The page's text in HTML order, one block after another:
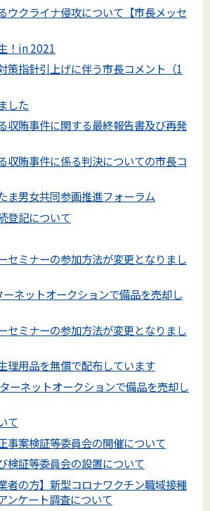
ウクライナ侵攻について【市長メッセ
！in 2021
策指針引上げに伴う市長コメント（1
した
収賄事件に関する最終報告書及び再発
収賄事件に係る判決についての市長コ
ま男女共同参画推進フォーラム
登記について
セミナーの参加方法が変更となりまし
ーネットオークションで備品を売却し
セミナーの参加方法が変更となりまし
理用品を無償で配布しています
ーネットオークションで備品を売却し
て
事案検証等委員会の開催について
検証等委員会の設置について
者の方】新型コロナワクチン職域接種
ンケート調査について